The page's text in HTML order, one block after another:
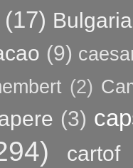
(17) Bulgaria
(9)
(2)
(3)
cartof